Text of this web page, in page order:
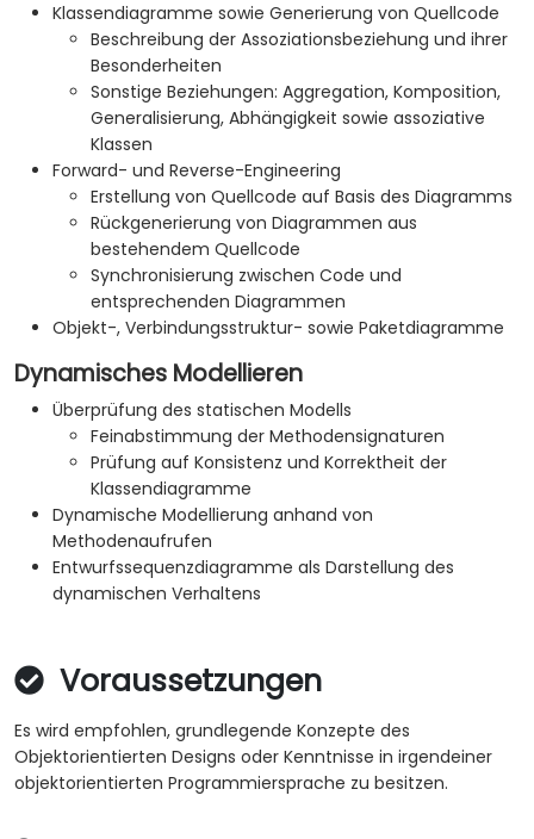
Klassendiagramme sowie Generierung von Quellcode
Beschreibung der Assoziationsbeziehung und ihrer
Besonderheiten
Sonstige Beziehungen: Aggregation, Komposition,
Generalisierung, Abhängigkeit sowie assoziative
Klassen
Forward- und Reverse-Engineering
Erstellung von Quellcode auf Basis des Diagramms
Rückgenerierung von Diagrammen aus
bestehendem Quellcode
Synchronisierung zwischen Code und
entsprechenden Diagrammen
Objekt-, Verbindungsstruktur- sowie Paketdiagramme
Dynamisches Modellieren
Überprüfung des statischen Modells
Feinabstimmung der Methodensignaturen
Prüfung auf Konsistenz und Korrektheit der
Klassendiagramme
Dynamische Modellierung anhand von
Methodenaufrufen
Entwurfssequenzdiagramme als Darstellung des
dynamischen Verhaltens
Voraussetzungen
Es wird empfohlen, grundlegende Konzepte des
Objektorientierten Designs oder Kenntnisse in irgendeiner
objektorientierten Programmiersprache zu besitzen.